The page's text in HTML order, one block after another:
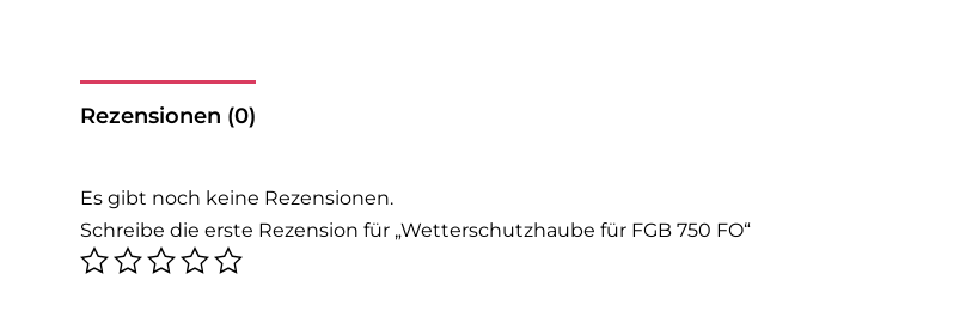
Rezensionen (0)
Es gibt noch keine Rezensionen.
Schreibe die erste Rezension für „Wetterschutzhaube für FGB 750 FO“